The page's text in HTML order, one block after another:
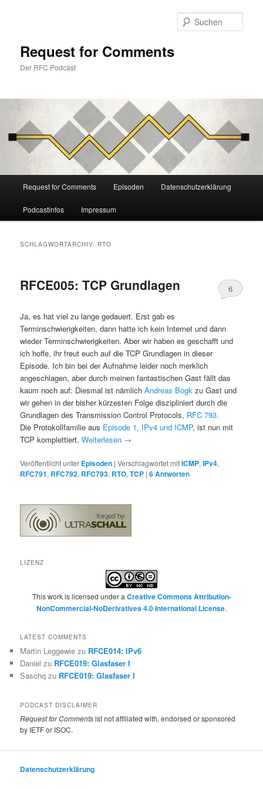
Request for Comments
Der RFC Podcast
Request for Comments Episoden Datenschutzerklärung
Podcastinfos Impressum
SCHLAGWORTARCHIV: RTO
RFCE005: TCP Grundlagen 6
Ja, es hat viel zu lange gedauert. Erst gab es
Terminschwierigkeiten, dann hatte ich kein Internet und dann
wieder Terminschwierigkeiten. Aber wir haben es geschafft und
ich hoffe, ihr freut euch auf die TCP Grundlagen in dieser
Episode. Ich bin bei der Aufnahme leider noch merklich
angeschlagen, aber durch meinen fantastischen Gast fällt das
kaum noch auf: Diesmal ist nämlichAndreas Bogkzu Gast und
wir gehen in der bisher kürzesten Folge diszipliniert durch die
Grundlagen des Transmission Control Protocols, RFC 793.
Die Protokollfamilie aus Episode 1, IPv4 und ICMP, ist nun mit
TCP komplettiert.Weiterlesen →
Veröffentlicht unter Episoden |Verschlagwortet mitICMP,IPv4,
RFC791, RFC792, RFC793, RTO,TCP |6Antworten
LIZENZ
This work is licensed under a Creative Commons Attribution-
NonCommercial-NoDerivatives 4.0 International License.
LATEST COMMENTS
Martin Leggewie zu RFCE014: IPv6
Daniel zu RFCE019: Glasfaser I
Saschq zu RFCE019: Glasfaser I
PODCAST DISCLAIMER
Request for Commentsist not affiliated with, endorsed or sponsored
by IETF or ISOC.
Datenschutzerklärung